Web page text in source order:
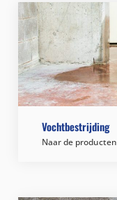
Vochtbestrijding
Naar de producten